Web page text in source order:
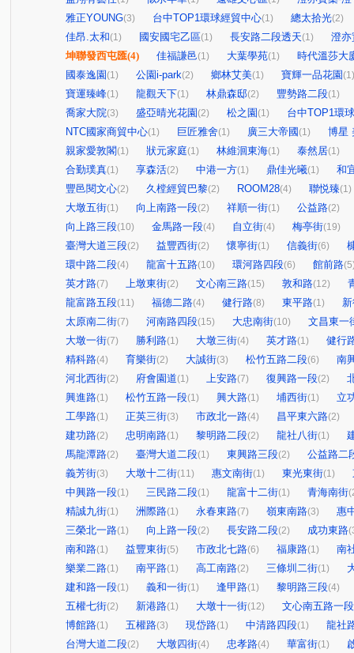
雅正YOUNG(3) 台中TOP1環球經貿中心(1) 總太拾光(2)
佳昂.太和(1) 國安國宅乙區(1) 長安路二段透天(1)
澄亦
坤聯發西屯匯(4) 佳福謙邑(1) 大葉學苑(1)
時代溫莎大
國泰逸園 (1) 公園i-park(2) 鄉林艾美(1) 寶輝一品花園 (1)
寶運臻峰(1) 龍觀天下(1) 林鼎森邸(2) 豐勢路二段(1)
喬家大院(3) 盛亞晴光花園 (2) 松之園 (1)
台中TOP1環
NTC國家商貿中心(1) 巨匠雅舍(1) 廣三大帝國 (1)
博星
親家愛敦閣(1) 狀元家庭(1) 林維洄東海(1) 泰然居(1)
合勤璞真(1) 享森活(2) 中港一方(1) 鼎佳光曦(1)
和
豐邑閱文心(2) 久樘經貿巴黎(2) ROOM28(4) 聯悦臻(1)
大墩五街(1) 向上南路一段(2) 祥順一街(1) 公益路(2)
向上路三段(10) 金馬路一段(4) 自立街(4) 梅亭街(19)
臺灣大道三段(2) 益豐西街(2) 懷寧街(1) 信義街(6)
環中路二段(4) 龍富十五路(10) 環河路四段(6) 館前路
英才路(7) 上墩東街(2) 文心南三路(15) 敦和路(12)
龍富路五段(11) 福德二路(4) 健行路(8) 東平路(1)
太原南二街(7) 河南路四段(15) 大忠南街(10)
文昌東一
大墩一街(7) 勝利路(1) 大墩三街(4) 英才路(1)
健行
精科路(4) 育樂街(2) 大誠街(3) 松竹五路二段(6)
南
河北西街(2) 府會園道(1) 上安路(7) 復興路一段(2)
興進路(1) 松竹五路一段(1) 興大路(1) 埔西街(1)
立
工學路(1) 正英三街(3) 市政北一路(4) 昌平東六路(2)
建功路(2) 忠明南路(1) 黎明路二段(2) 龍社八街(1)
馬龍潭路(2) 臺灣大道二段(1) 東興路三段(2)
公益路二
義芳街(3) 大墩十二街(11) 惠文南街(1) 東光東街(1)
中興路一段(1) 三民路二段(1) 龍富十二街(1) 青海南街
精誠九街(1) 洲際路(1) 永春東路(7) 嶺東南路(3)
惠
三榮北一路(1) 向上路一段(2) 長安路二段(2) 成功東路
南和路(1) 益豐東街(5) 市政北七路(6) 福康路(1)
南
樂業二路(1) 南平路(1) 高工南路(2) 三條圳二街(1)
建和路一段(1) 義和一街(1) 逢甲路(1) 黎明路三段(4)
五權七街(2) 新港路(1) 大墩十一街(12)
文心南五路一段
博館路(1) 五權路(3) 現岱路(1) 中清路四段(1)
龍社
台灣大道二段(2) 大墩四街(4) 忠孝路(4) 華富街(1)